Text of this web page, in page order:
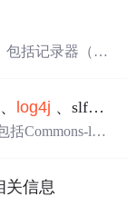
包括记录器（L
的日志级别。
log4j 、slf4j 、LogBack 的理解与区分
Commons-log
法。
关信息